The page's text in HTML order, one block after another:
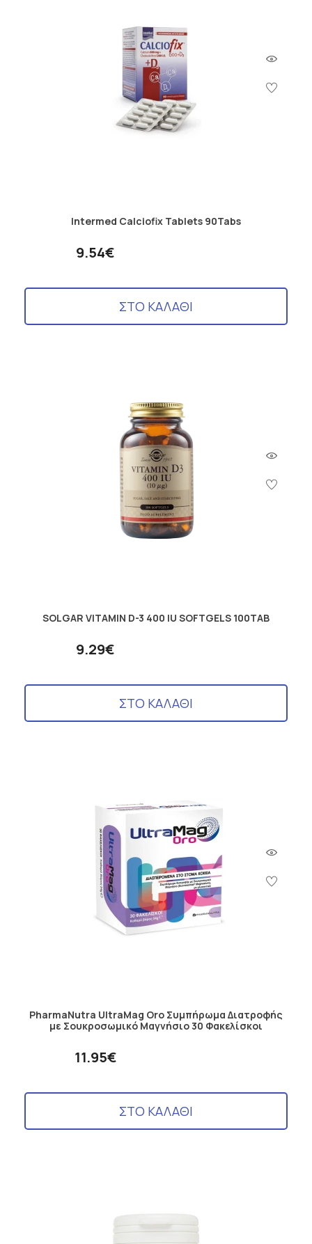
Intermed Calciofix Tablets 90Tabs
9.54€
ΣΤΟ ΚΑΛΑΘΙ
SOLGAR VITAMIN D-3 400 IU SOFTGELS 100TAB
9.29€
ΣΤΟ ΚΑΛΑΘΙ
PharmaNutra UltraMag Oro Συμπήρωμα Διατροφής
με Σουκροσωμικό Μαγνήσιο 30 Φακελίσκοι
11.95€
ΣΤΟ ΚΑΛΑΘΙ